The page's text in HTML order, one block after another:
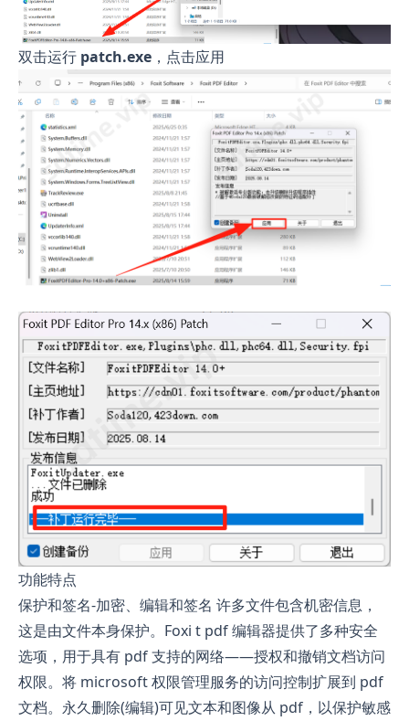
双击运行 patch.exe ，点击应用
功能特点
保护和签名-加密、编辑和签名 许多文件包含机密信息，
这是由文件本身保护。Foxi t pdf 编辑器提供了多种安全
选项，用于具有 pdf 支持的网络——授权和撤销文档访问
权限。将 microsoft 权限管理服务的访问控制扩展到 pdf
文档。永久删除(编辑)可见文本和图像从 pdf，以保护敏感